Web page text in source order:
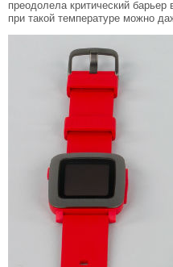
преодолела критический
при такой температуре можно